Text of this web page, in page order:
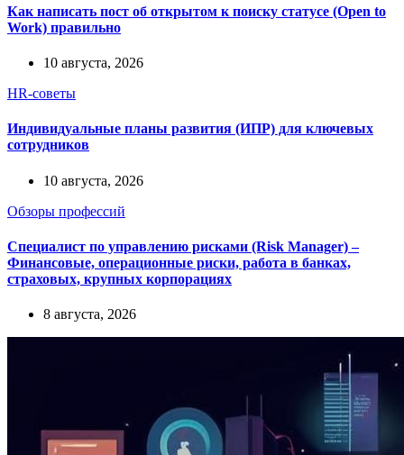
Как написать пост об открытом к поиску статусе (Open to
Work) правильно
10 августа, 2026
HR-советы
Индивидуальные планы развития (ИПР) для ключевых
сотрудников
10 августа, 2026
Обзоры профессий
Специалист по управлению рисками (Risk Manager) –
Финансовые, операционные риски, работа в банках,
страховых, крупных корпорациях
8 августа, 2026